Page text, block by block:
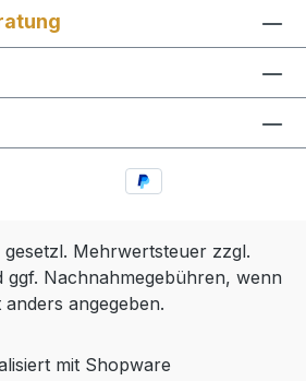
gesetzl. Mehrwertsteuer zzgl.
Nachnahmegebühren, wenn
anders angegeben.
mit Shopware